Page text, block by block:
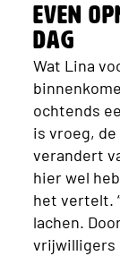
Even
dag
Wat Lina
ochtends
is vroeg, de
verandert
hier wel
het vertelt.
lachen.
vrijwilligers